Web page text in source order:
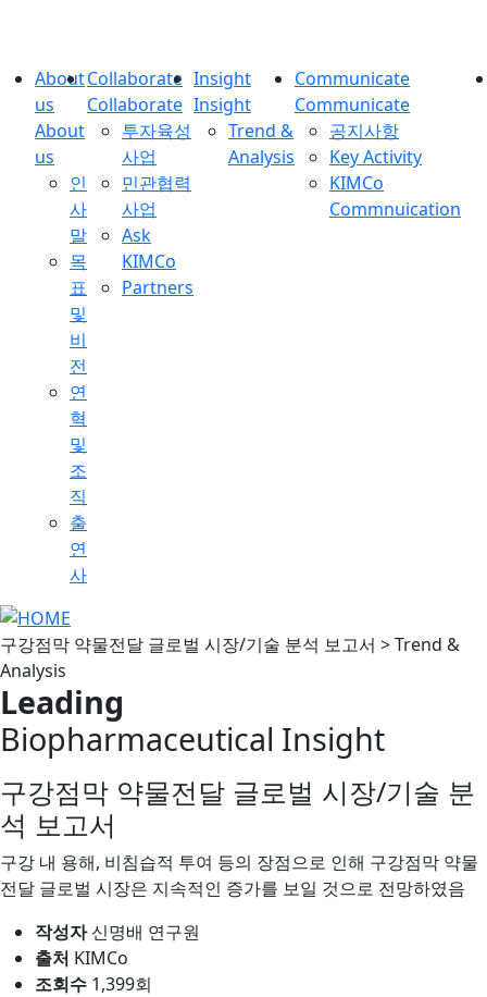
About
us
About
us
인
사
말
목
표
및
비
전
연
혁
및
조
직
출
연
사
Collaborate
Collaborate
투자육성
사업
민관협력
사업
Ask
KIMCo
Partners
Insight
Insight
Trend &
Analysis
Communicate
Communicate
공지사항
Key Activity
KIMCo
Commnuication
구강점막 약물전달 글로벌 시장/기술 분석 보고서 > Trend &
Analysis
Leading
Biopharmaceutical Insight
구강점막 약물전달 글로벌 시장/기술 분
석 보고서
구강 내 용해, 비침습적 투여 등의 장점으로 인해 구강점막 약물
전달 글로벌 시장은 지속적인 증가를 보일 것으로 전망하였음
작성자신명배 연구원
출처 KIMCo
조회수 1,399회